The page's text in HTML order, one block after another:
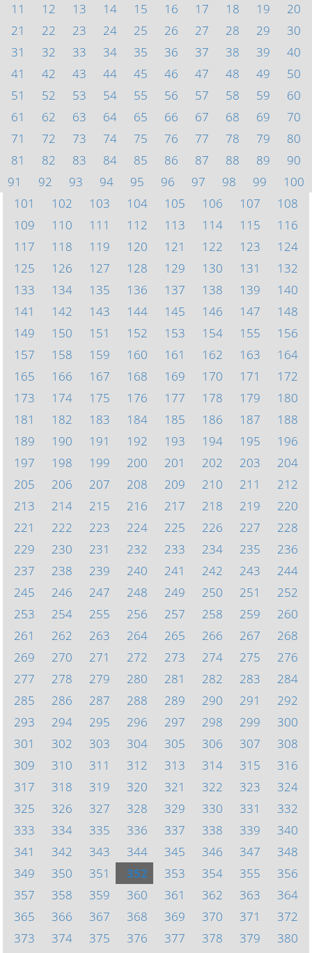
11
12 13 14 15 16 17 18 19
20
21
22 23 24 25 26 27 28 29
30
31
32 33 34 35 36 37 38 39
40
41
42 43 44 45 46 47 48 49
50
51
52 53 54 55 56 57 58 59
60
61
62 63 64 65 66 67 68 69
70
71
72 73 74 75 76 77 78 79
80
81
82 83 84 85 86 87 88 89
90
91
92 93 94 95 96 97 98 99
100
101
102 103 104 105 106 107
108
109
110 111 112 113 114 115
116
117
118 119 120 121 122 123
124
125
126 127 128 129 130 131
132
133
134 135 136 137 138 139
140
141
142 143 144 145 146 147
148
149
150 151 152 153 154 155
156
157
158 159 160 161 162 163
164
165
166 167 168 169 170 171
172
173
174 175 176 177 178 179
180
181
182 183 184 185 186 187
188
189
190 191 192 193 194 195
196
197
198 199 200 201 202 203
204
205
206 207 208 209 210 211
212
213
214 215 216 217 218 219
220
221
222 223 224 225 226 227
228
229
230 231 232 233 234 235
236
237
238 239 240 241 242 243
244
245
246 247 248 249 250 251
252
253
254 255 256 257 258 259
260
261
262 263 264 265 266 267
268
269
270 271 272 273 274 275
276
277
278 279 280 281 282 283
284
285
286 287 288 289 290 291
292
293
294 295 296 297 298 299
300
301
302 303 304 305 306 307
308
309
310 311 312 313 314 315
316
317
318 319 320 321 322 323
324
325
326 327 328 329 330 331
332
333
334 335 336 337 338 339
340
341
342 343 344 345 346 347
348
349
350 351 352 353 354 355
356
357
358 359 360 361 362 363
364
365
366 367 368 369 370 371
372
373
374 375 376 377 378 379
380